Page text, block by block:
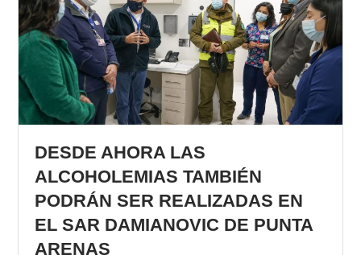
DESDE AHORA LAS
ALCOHOLEMIAS TAMBIÉN
PODRÁN SER REALIZADAS EN
EL SAR DAMIANOVIC DE PUNTA
ARENAS